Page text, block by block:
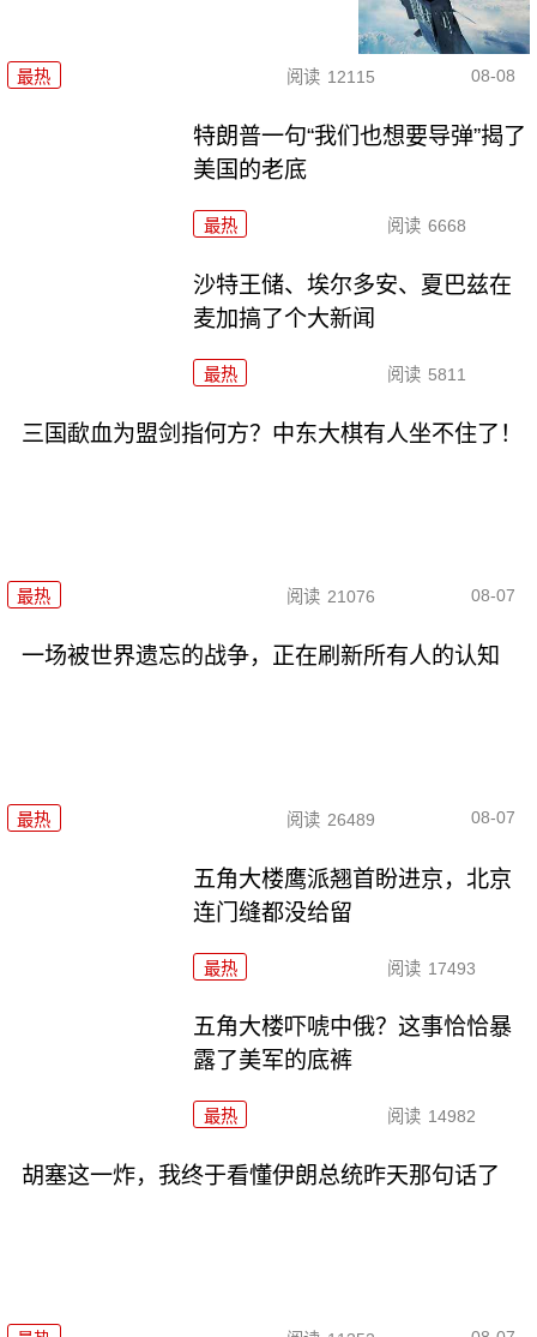
最热 阅读 12115 08-08
特朗普一句“我们也想要导弹”揭了
美国的老底
最热 阅读 6668
沙特王储、埃尔多安、夏巴兹在
麦加搞了个大新闻
最热 阅读 5811
三国歃血为盟剑指何方？中东大棋有人坐不住了！
最热 阅读 21076 08-07
一场被世界遗忘的战争，正在刷新所有人的认知
最热 阅读 26489 08-07
五角大楼鹰派翘首盼进京，北京
连门缝都没给留
最热 阅读 17493
五角大楼吓唬中俄？这事恰恰暴
露了美军的底裤
最热 阅读 14982
胡塞这一炸，我终于看懂伊朗总统昨天那句话了